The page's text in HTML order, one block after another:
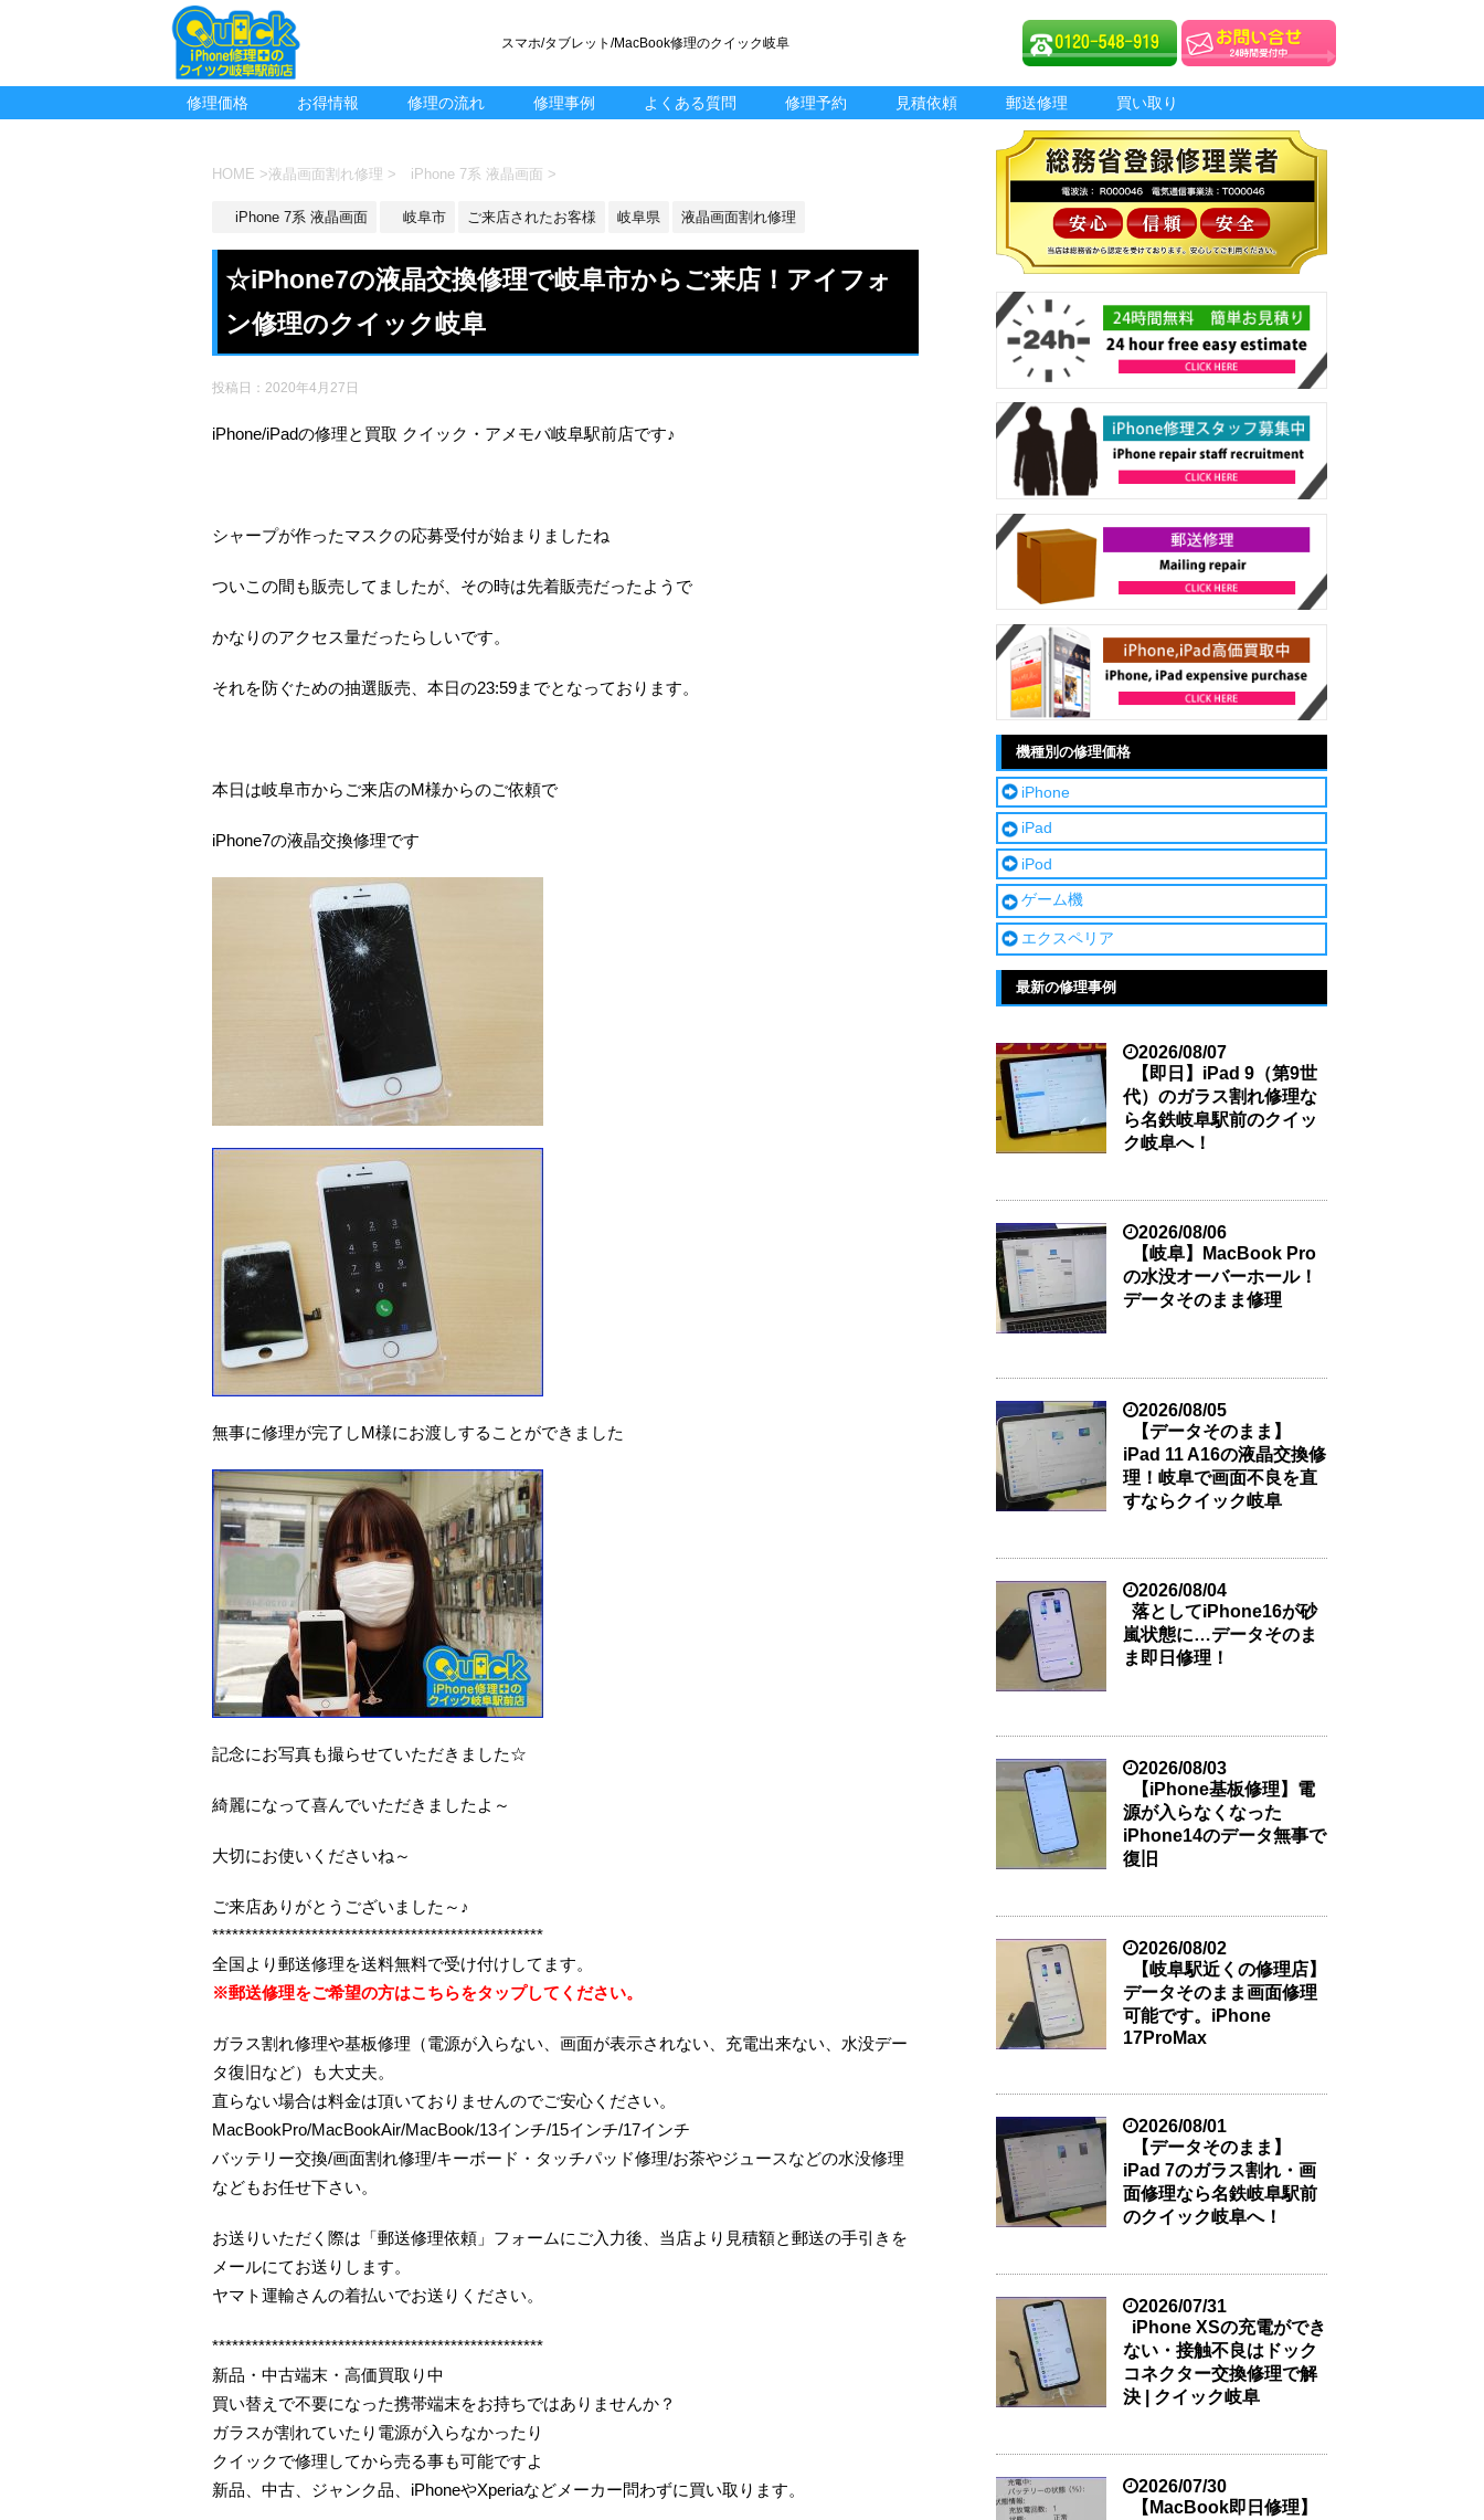
スマホ/タブレット/MacBook修理のクイック岐阜
修理価格 お得情報 修理の流れ 修理事例 よくある質問 修理予約 見積依頼 郵送修理 買い取り
HOME >液晶画面割れ修理 > iPhone 7系 液晶画面 >
iPhone 7系 液晶画面 岐阜市 ご来店されたお客様 岐阜県 液晶画面割れ修理
☆iPhone7の液晶交換修理で岐阜市からご来店！アイフォ
ン修理のクイック岐阜
投稿日： 2020年4月27日
iPhone/iPadの修理と買取 クイック・アメモバ岐阜駅前店です♪
シャープが作ったマスクの応募受付が始まりましたね
ついこの間も販売してましたが、その時は先着販売だったようで
かなりのアクセス量だったらしいです。
それを防ぐための抽選販売、本日の23:59までとなっております。
本日は岐阜市からご来店のM様からのご依頼で
iPhone7の液晶交換修理です
無事に修理が完了しM様にお渡しすることができました
記念にお写真も撮らせていただきました☆
綺麗になって喜んでいただきましたよ～
大切にお使いくださいね～
ご来店ありがとうございました～♪
**************************************************
全国より郵送修理を送料無料で受け付けしてます。
※郵送修理をご希望の方はこちらをタップしてください。
ガラス割れ修理や基板修理（電源が入らない、画面が表示されない、充電出来ない、水没デー
タ復旧など）も大丈夫。
直らない場合は料金は頂いておりませんのでご安心ください。
MacBookPro/MacBookAir/MacBook/13インチ/15インチ/17インチ
バッテリー交換/画面割れ修理/キーボード・タッチパッド修理/お茶やジュースなどの水没修理
などもお任せ下さい。
お送りいただく際は「郵送修理依頼」フォームにご入力後、当店より見積額と郵送の手引きを
メールにてお送りします。
ヤマト運輸さんの着払いでお送りください。
**************************************************
新品・中古端末・高価買取り中
買い替えで不要になった携帯端末をお持ちではありませんか？
ガラスが割れていたり電源が入らなかったり
クイックで修理してから売る事も可能ですよ
新品、中古、ジャンク品、iPhoneやXperiaなどメーカー問わずに買い取ります。
機種別の修理価格
iPhone
iPad
iPod
ゲーム機
エクスペリア
最新の修理事例
2026/08/07
【即日】iPad 9（第9世
代）のガラス割れ修理な
ら名鉄岐阜駅前のクイッ
ク岐阜へ！
2026/08/06
【岐阜】MacBook Pro
の水没オーバーホール！
データそのまま修理
2026/08/05
【データそのまま】
iPad 11 A16の液晶交換修
理！岐阜で画面不良を直
すならクイック岐阜
2026/08/04
落としてiPhone16が砂
嵐状態に…データそのま
ま即日修理！
2026/08/03
【iPhone基板修理】電
源が入らなくなった
iPhone14のデータ無事で
復旧
2026/08/02
【岐阜駅近くの修理店】
データそのまま画面修理
可能です。iPhone
17ProMax
2026/08/01
【データそのまま】
iPad 7のガラス割れ・画
面修理なら名鉄岐阜駅前
のクイック岐阜へ！
2026/07/31
iPhone XSの充電ができ
ない・接触不良はドック
コネクター交換修理で解
決 | クイック岐阜
2026/07/30
【MacBook即日修理】